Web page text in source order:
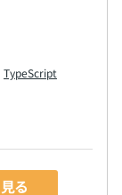
TypeScript
る